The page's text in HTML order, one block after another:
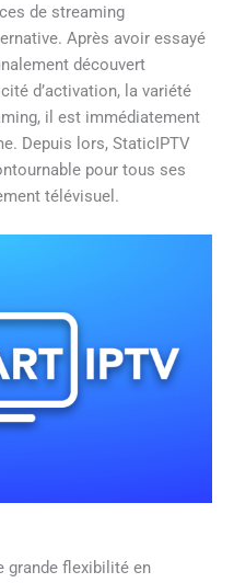
de streaming
Après avoir essayé
découvert
d’activation, la variété
il est immédiatement
Depuis lors, StaticIPTV
pour tous ses
télévisuel.
grande flexibilité en